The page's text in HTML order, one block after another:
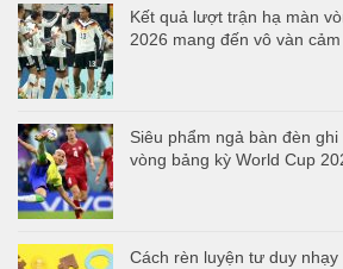
Kết quả lượt trận hạ màn
2026 mang đến vô vàn
Siêu phẩm ngả bàn đèn
vòng bảng kỳ World Cup
Cách rèn luyện tư duy